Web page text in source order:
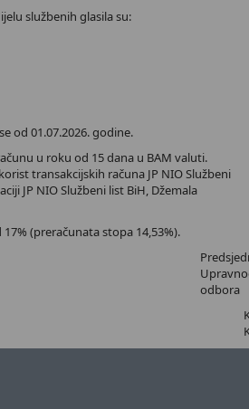
službenih glasila su:
od 01.07.2026. godine.
u roku od 15 dana u BAM valuti.
transakcijskih računa JP NIO Službeni
JP NIO Službeni list BiH, Džemala
(preračunata stopa 14,53%).
odbora